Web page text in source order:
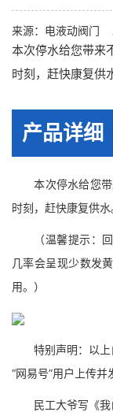
来源： 电液动阀门
本次停水给您带来
时刻，赶快康复供
产品详细
本次停水给您带
时刻，赶快康复供水
（温馨提示：回
几率会呈现少数发
用。）
特别声明：以上
“网易号”用户上传并
民工大爷写《我